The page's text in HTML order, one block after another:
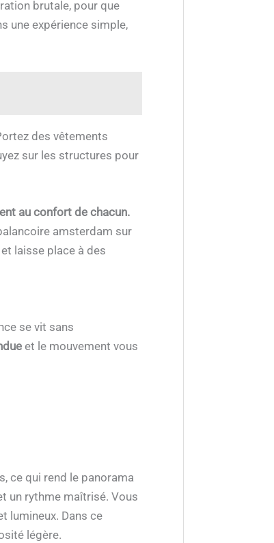
brutale, pour que
une expérience simple,
des vêtements
sur les structures pour
au confort de chacun.
amsterdam sur
laisse place à des
se vit sans
et le mouvement vous
ce qui rend le panorama
un rythme maîtrisé. Vous
lumineux. Dans ce
légère.